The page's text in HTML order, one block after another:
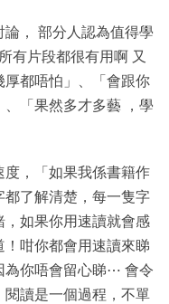
， 部分人認為值得學
有片段都很有用啊 又
都唔怕」、「會跟你
「果然多才多藝 ，學
，「如果我係書籍作
了解清楚，每一隻字
如果你用速讀就會感
咁你都會用速讀來睇
為你唔會留心睇⋯ 會令
閱讀是一個過程，不單